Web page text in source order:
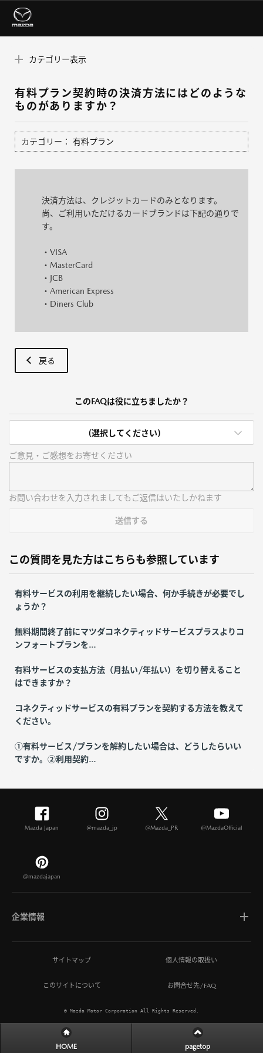
カテゴリー表示
有料プラン契約時の決済方法にはどのような
ものがありますか？
カテゴリー： 有料プラン
決済方法は、クレジットカードのみとなります。
尚、ご利用いただけるカードブランドは下記の通りで
す。
・VISA
・MasterCard
・JCB
・American Express
・Diners Club
戻る
このFAQは役に立ちましたか？
(選択してください)
ご意見・ご感想をお寄せください
お問い合わせを入力されましてもご返信はいたしかねます
送信する
この質問を見た方はこちらも参照しています
有料サービスの利用を継続したい場合、何か手続きが必要でし
ょうか？
無料期間終了前にマツダコネクティッドサービスプラスよりコ
ンフォートプランを...
有料サービスの支払方法（月払い/年払い）を切り替えること
はできますか？
コネクティッドサービスの有料プランを契約する方法を教えて
ください。
①有料サービス/プランを解約したい場合は、どうしたらいい
ですか。②利用契約...
Mazda Japan @mazda_jp @Mazda_PR @MazdaOfficial
@mazdajapan
企業情報
マツダについて
ひとを想う価値創造
サステナビリティ
サイトマップ 個人情報の取扱い
このサイトについて お問合せ先/FAQ
© Mazda Motor Corporation All Rights Reserved.
HOME pagetop